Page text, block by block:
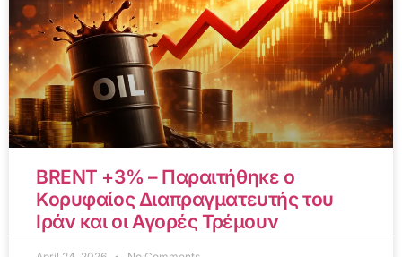
BRENT +3% – Παραιτήθηκε ο
Κορυφαίος Διαπραγματευτής του
Ιράν και οι Αγορές Τρέμουν